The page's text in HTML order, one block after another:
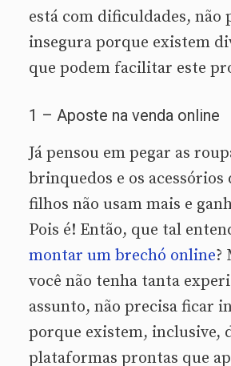
está com dificuldades, não
insegura porque existem
que podem facilitar este
1 – Aposte na venda online
Já pensou em pegar as
brinquedos e os acessórios
filhos não usam mais e
Pois é! Então, que tal
montar um brechó online?
você não tenha tanta
assunto, não precisa ficar
porque existem, inclusive,
plataformas prontas que